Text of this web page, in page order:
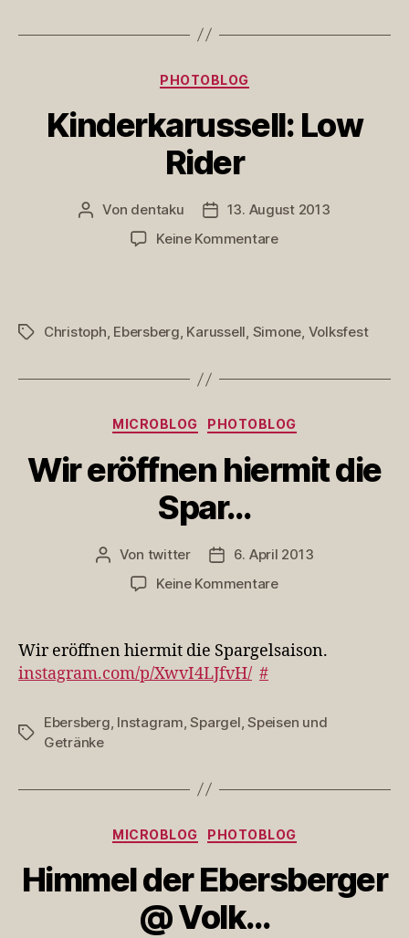
Kategorien
PHOTOBLOG
Kinderkarussell: Low
Rider
Beitragsautor
Von dentaku Veröffentlichungsdatum
13. August 2013
Keine Kommentarezu
Schlagwörter
Christoph, Ebersberg, Karussell, Simone, Volksfest
Kategorien
MICROBLOG PHOTOBLOG
Wir eröffnen hiermit die
Spar…
Beitragsautor
Von twitter Veröffentlichungsdatum
6. April 2013
Keine Kommentarezu
hiermit
Wir eröffnen hiermit die Spargelsaison.
instagram.com/p/XwvI4LJfvH/ #
Schlagwörter
Ebersberg Instagram ,Spargel ,Speisen und
Getränke
Kategorien
MICROBLOG PHOTOBLOG
Himmel der Ebersberger
@ Volk…